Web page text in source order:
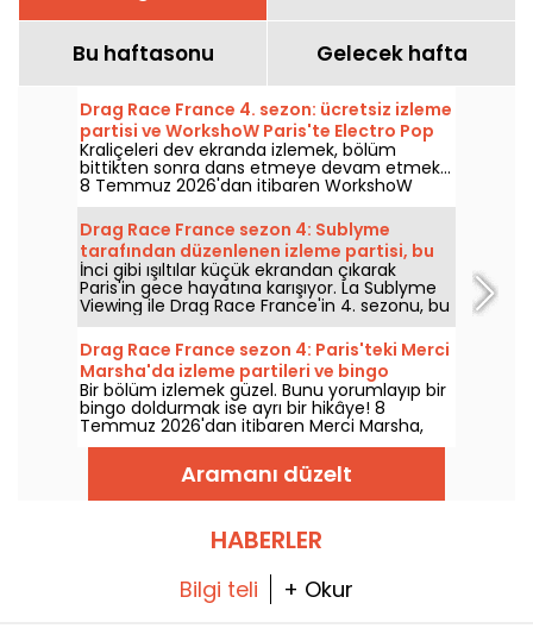
Bu haftasonu Gelecek hafta
Drag Race France 4. sezon: ücretsiz izleme
partisi ve WorkshoW Paris'te Electro Pop
gecesi
Kraliçeleri dev ekranda izlemek, bölüm
bittikten sonra dans etmeye devam etmek...
8 Temmuz 2026'dan itibaren WorkshoW
Paris, Drag Race France sezon 4 için ücretsiz
izleme partilerini ağırlıyor; ardından 8.
bölge'de Electro Pop gecesi başlıyor. Mekanı
değiştirmeden Perşembe akşamını uzatmak
isteyenler için tasarlanmış bir format.
Drag Race France sezon 4: Sublyme
tarafından düzenlenen izleme partisi, bu
sezonun yarışmacısı Le Virage'ta
İnci gibi ışıltılar küçük ekrandan çıkarak
Paris'in gece hayatına karışıyor. La Sublyme
Viewing ile Drag Race France'in 4. sezonu, bu
yeni sezondan yarışmacı Sublyme'nin
yönettiği bir geceyle Virage'da sürüyor; her
hafta konuk kraliçelerle 8 Temmuz 2026'dan
itibaren.
Drag Race France sezon 4: Paris'teki Merci
Marsha'da izleme partileri ve bingo
Bir bölüm izlemek güzel. Bunu yorumlayıp bir
bingo doldurmak ise ayrı bir hikâye! 8
Temmuz 2026'dan itibaren Merci Marsha,
Drag Race France sezon 4 için izleme
partilerine ev sahipliği yapıyor; Amourose ve
La Pèquenaude’nin sunduğu bu etkinlikler
Paris'in 11. bölgesinde gerçekleşecek.
etmenin yolu: kadeh elinizde, kutucukları
Aramanı düzelt
HABERLER
Bilgi teli + Okur